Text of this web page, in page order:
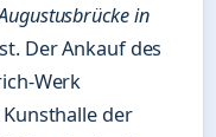
in
Der Ankauf des
Werk
der